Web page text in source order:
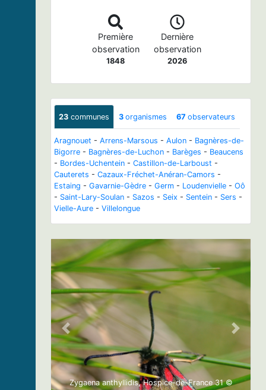
Première
observation
1848
Dernière
observation
2026
23 communes 3 organismes 67 observateurs
Aragnouet - Arrens-Marsous - Aulon - Bagnères-de-
Bigorre - Bagnères-de-Luchon - Barèges - Beaucens
- Bordes-Uchentein - Castillon-de-Larboust -
Cauterets - Cazaux-Fréchet-Anéran-Camors -
Estaing - Gavarnie-Gèdre - Germ - Loudenvielle - Oô
- Saint-Lary-Soulan - Sazos - Seix - Sentein - Sers -
Vielle-Aure - Villelongue
Zygaena anthyllidis, Hospice-de-France 31 ©
Previous Next